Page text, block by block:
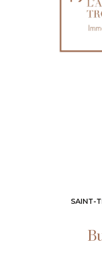
SAINT-